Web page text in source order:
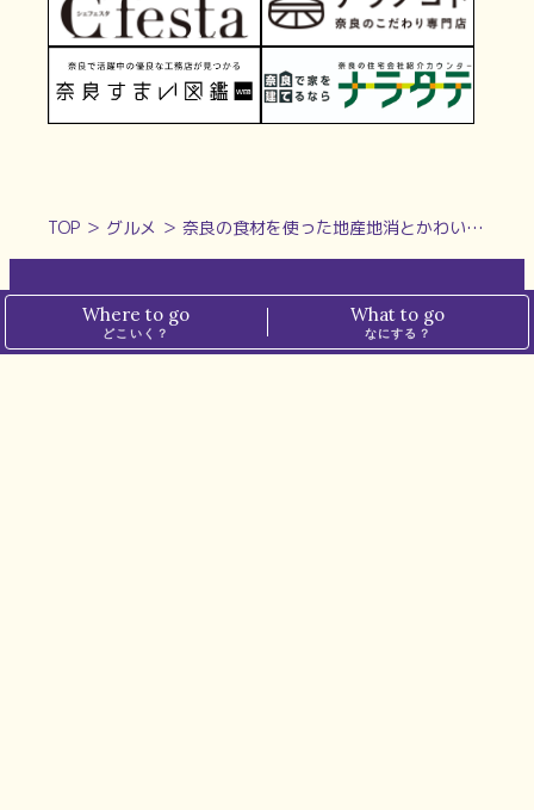
TOP ＞ グルメ ＞ 奈良の食材を使った地産地消とかわいい動物パンが魅力のパン屋【さくらパン工房｜奈良市】
Where to go
どこいく？
What to go
なにする？
ホーム プライバシーポリシー